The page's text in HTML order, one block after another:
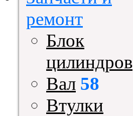
ремонт
Блок
цилиндров
Вал 58
Втулки